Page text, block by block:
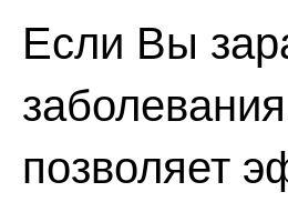
Если Вы
позволяет